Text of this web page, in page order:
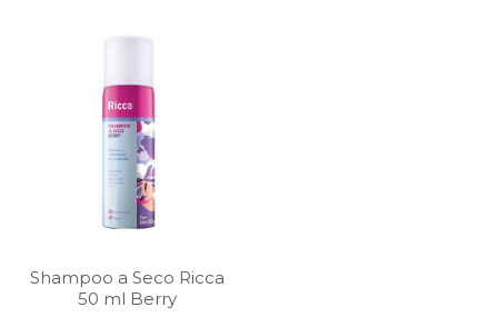
Shampoo a Seco Ricca
50 ml Berry